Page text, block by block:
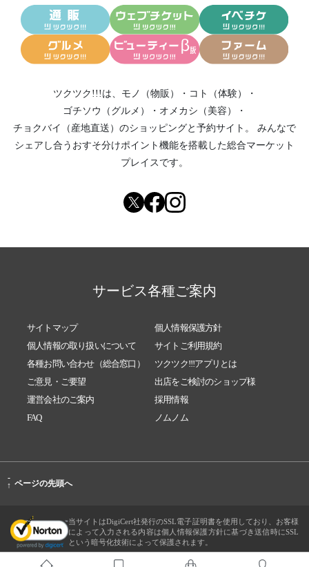
ツクツク!!!は、 モノ（物販） ・ コト（体験）
・
ゴチソウ（グルメ）
・ オメカシ（美容）
・
チョクバイ（産地直送） のショッピングと予約サイト。
みんなで
シェアし合う おすそ分けポイント機能を搭載した総合マーケット
プレイスです。
サービス各種ご案内
サイトマップ
個人情報保護方針
個人情報の取り扱いについて
サイトご利用規約
各種お問い合わせ（総合窓口）
ツクツク!!!アプリとは
ご意見・ご要望
出店をご検討のショップ様
運営会社のご案内
採用情報
FAQ
ノムノム
-
↑ ページの先頭へ
当サイトはDigiCert社発行のSSL電子証明書を使用しており、お客様
によって入力される内容は個人情報保護方針に基づき送信時にSSL
という暗号化技術によって保護されます。